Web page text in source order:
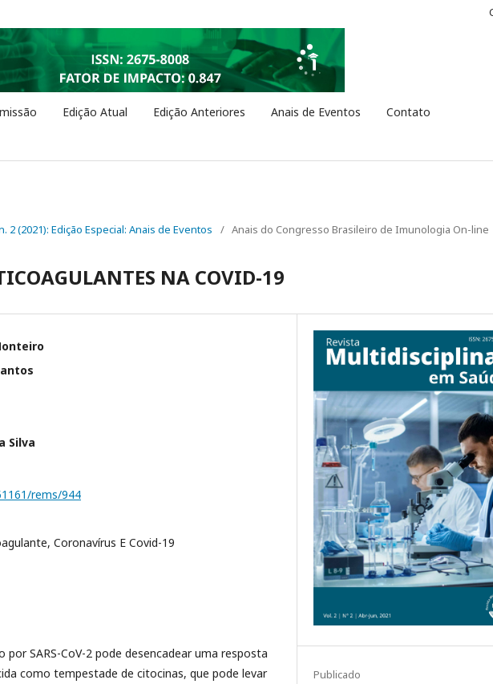
Edição Atual Edição Anteriores Anais de Eventos Contato
2 (2021): Edição Especial: Anais de Eventos / Anais do Congresso Brasileiro de Imunologia On-line
NA COVID-19
Silva
rems/944
Coronavírus E Covid-19
por SARS-CoV-2 pode desencadear uma resposta
como tempestade de citocinas, que pode levar
Publicado